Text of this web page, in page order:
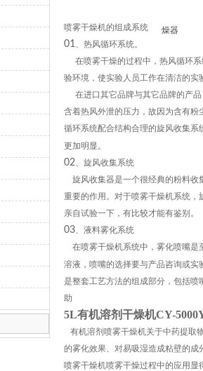
喷雾干燥机的组成系统
01、热风循环系统。
在喷雾干燥的过程中，热风循环
验环境，使实验人员工作在清洁的实
在进口其它品牌与其它品牌的产
含着热风外泄的压力，故因为含有
循环系统配合结构合理的旋风收集
更加明显。
02、旋风收集系统
旋风收集器是一个很经典的粉料
重要的作用。对于喷雾干燥机系统
亲自试验一下，有比较才能有鉴别。
03、液料雾化系统
在喷雾干燥机系统中，雾化喷嘴是
溶液，喷嘴的选择要与产品咨询或
是整套工艺方法的组成部分，包括
助
5L有机溶剂干燥机CY-
有机溶剂喷雾干燥机关于中药提取
的雾化效果、对易吸湿造成粘壁的
喷雾干燥机喷雾干燥过程中的应用